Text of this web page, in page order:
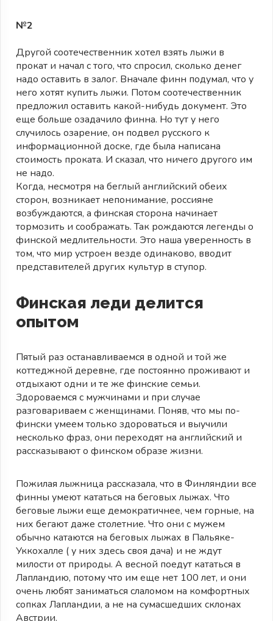
№2
Другой соотечественник хотел взять лыжи в
прокат и начал с того, что спросил, сколько денег
надо оставить в залог. Вначале финн подумал, что у
него хотят купить лыжи. Потом соотечественник
предложил оставить какой-нибудь документ. Это
еще больше озадачило финна. Но тут у него
случилось озарение, он подвел русского к
информационной доске, где была написана
стоимость проката. И сказал, что ничего другого им
не надо.
Когда, несмотря на беглый английский обеих
сторон, возникает непонимание, россияне
возбуждаются, а финская сторона начинает
тормозить и соображать. Так рождаются легенды о
финской медлительности. Это наша уверенность в
том, что мир устроен везде одинаково, вводит
представителей других культур в ступор.
Финская леди делится
опытом
Пятый раз останавливаемся в одной и той же
коттеджной деревне, где постоянно проживают и
отдыхают одни и те же финские семьи.
Здороваемся с мужчинами и при случае
разговариваем с женщинами. Поняв, что мы по-
фински умеем только здороваться и выучили
несколько фраз, они переходят на английский и
рассказывают о финском образе жизни.
Пожилая лыжница рассказала, что в Финляндии все
финны умеют кататься на беговых лыжах. Что
беговые лыжи еще демократичнее, чем горные, на
них бегают даже столетние. Что они с мужем
обычно катаются на беговых лыжах в Пальяке-
Уккохалле ( у них здесь своя дача) и не ждут
милости от природы. А весной поедут кататься в
Лапландию, потому что им еще нет 100 лет, и они
очень любят заниматься слаломом на комфортных
сопках Лапландии, а не на сумасшедших склонах
Австрии.